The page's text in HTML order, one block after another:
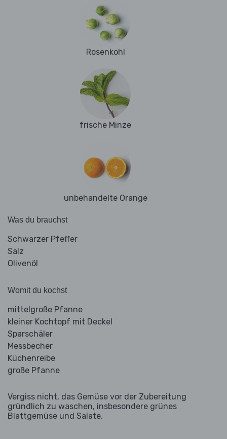
Rosenkohl
frische Minze
unbehandelte Orange
Was du brauchst
Schwarzer Pfeffer
Salz
Olivenöl
Womit du kochst
mittelgroße Pfanne
kleiner Kochtopf mit Deckel
Sparschäler
Messbecher
Küchenreibe
große Pfanne
Vergiss nicht, das Gemüse vor der Zubereitung
gründlich zu waschen, insbesondere grünes
Blattgemüse und Salate.